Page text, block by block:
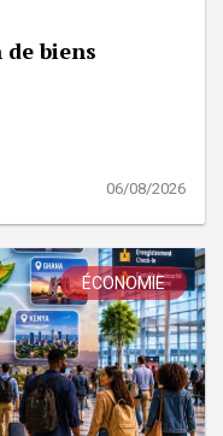
biens
06/08/2026
ÉCONOMIE